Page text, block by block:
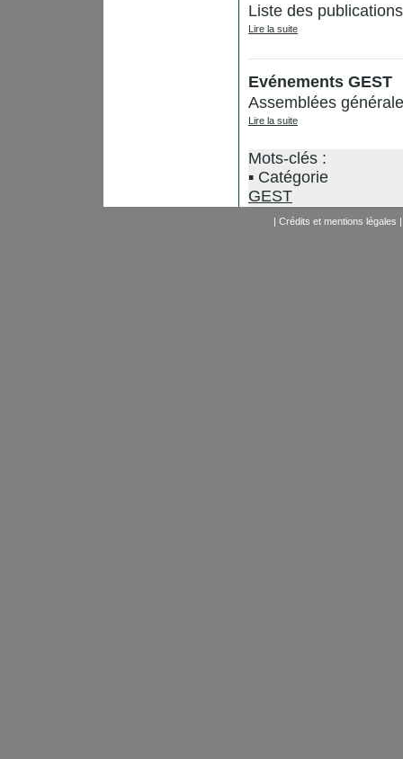
Liste des
Lire la suite
Evénements GEST
Assemblées
Lire la suite
Mots-clés :
Catégorie
GEST
Crédits et mentions légales